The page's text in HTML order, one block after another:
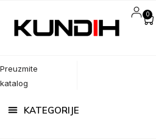
Preuzmite
katalog
0